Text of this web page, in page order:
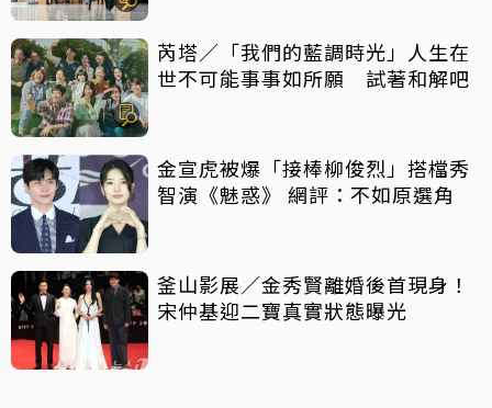
芮塔／「我們的藍調時光」人生在
世不可能事事如所願 試著和解吧
金宣虎被爆「接棒柳俊烈」搭檔秀
智演《魅惑》 網評：不如原選角
釜山影展／金秀賢離婚後首現身！
宋仲基迎二寶真實狀態曝光